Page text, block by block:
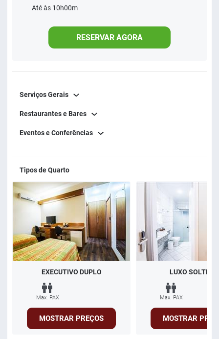
Até às 10h00m
RESERVAR AGORA
Serviços Gerais
Restaurantes e Bares
Eventos e Conferências
Tipos de Quarto
EXECUTIVO DUPLO
Max. PAX
MOSTRAR PREÇOS
LUXO
Max. PAX
MOSTRAR